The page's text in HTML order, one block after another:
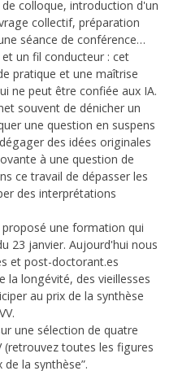
colloque, introduction d'un
collectif, préparation
séance de conférence…
un fil conducteur : cet
pratique et une maîtrise
ne peut être confiée aux IA.
souvent de dénicher un
une question en suspens
des idées originales
à une question de
ce travail de dépasser les
des interprétations
une formation qui
23 janvier. Aujourd'hui nous
et post-doctorant.es
la longévité, des vieillesses
au prix de la synthèse
une sélection de quatre
(retrouvez toutes les figures
la synthèse”.